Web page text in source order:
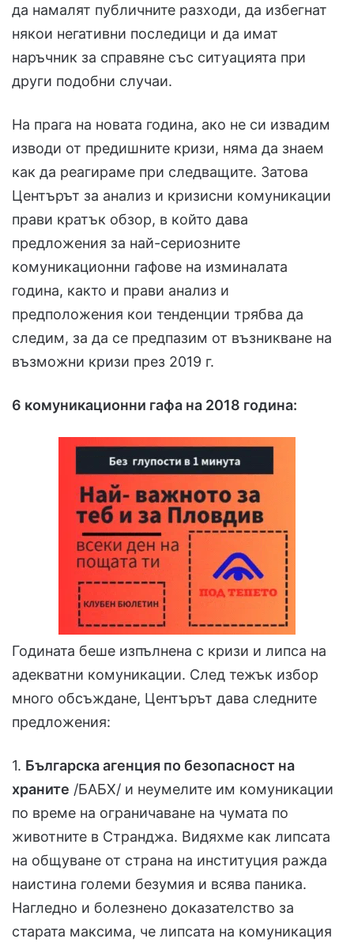
да намалят публичните разходи, да избегнат
някои негативни последици и да имат
наръчник за справяне със ситуацията при
други подобни случаи.
На прага на новата година, ако не си извадим
изводи от предишните кризи, няма да знаем
как да реагираме при следващите. Затова
Центърът за анализ и кризисни комуникации
прави кратък обзор, в който дава
предложения за най-сериозните
комуникационни гафове на изминалата
година, както и прави анализ и
предположения кои тенденции трябва да
следим, за да се предпазим от възникване на
възможни кризи през 2019 г.
6 комуникационни гафа на 2018 година:
Годината беше изпълнена с кризи и липса на
адекватни комуникации. След тежък избор
много обсъждане, Центърът дава следните
предложения:
1. Българска агенция по безопасност на
храните /БАБХ/ и неумелите им комуникации
по време на ограничаване на чумата по
животните в Странджа. Видяхме как липсата
на общуване от страна на институция ражда
наистина големи безумия и всява паника.
Нагледно и болезнено доказателство за
старата максима, че липсата на комуникация